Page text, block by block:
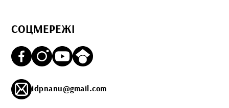
СОЦМЕРЕЖІ
idpnanu@gmail.com